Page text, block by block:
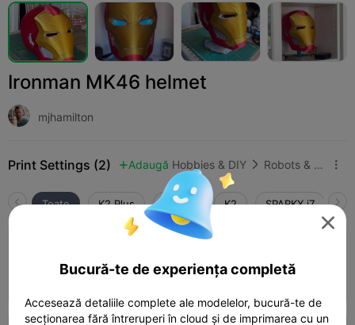
Ironman MK46 helmet
mjhamilton
Print Settings (2)  Adaugă Hobbies & DIY  Robots & Mechs 
Toate K2 Plus K2 Pro K2 SPARKX i7
 21h 41m  5 plates  417.75g

Bucură-te de experiența completă
Accesează detaliile complete ale modelelor, bucură-te de
secționarea fără întreruperi în cloud și de imprimarea cu un